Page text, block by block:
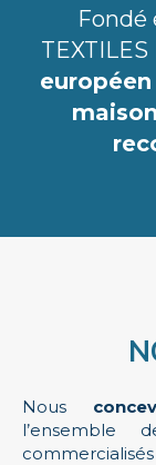
Fondé
maison
Nous
l’ensemble